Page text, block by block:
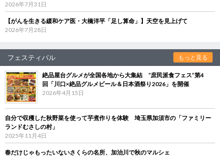
2026年7月31日
【がんを生きる緩和ケア医・大橋洋平「足し算命」】天空を見上げて
2026年7月28日
フェスティバル もっと見る
絶品屋台グルメが全国各地から大集結 “庶民派食フェス”第4
回「川口×絶品グルメビール＆日本酒祭り2026」を開催
2026年4月15日
自分で収穫した秋野菜を使って芋煮作りを体験 埼玉県加須市の「ファミリー
ランドむさしの村」
2025年11月4日
春だけじゃもったいないさくらの名所、加治川で秋のマルシェ